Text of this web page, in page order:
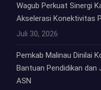
Wagub Perkuat Sinergi
Akselerasi Konektivitas
Juli 30, 2026
Pemkab Malinau Dinilai
Bantuan Pendidikan dan
ASN